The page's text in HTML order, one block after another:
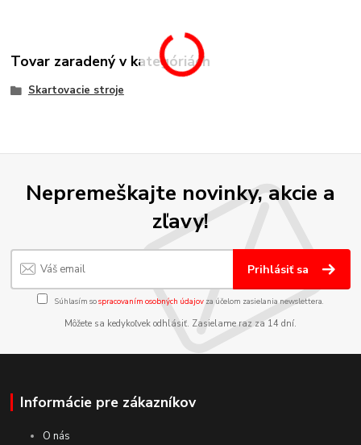
Tovar zaradený v kategóriách
Skartovacie stroje
Nepremeškajte novinky, akcie a
zľavy!
Prihlásiť sa
Súhlasím sospracovaním osobných údajov za účelom zasielania newslettera.
Môžete sa kedykoľvek odhlásiť. Zasielame raz za 14 dní.
Informácie pre zákazníkov
O nás